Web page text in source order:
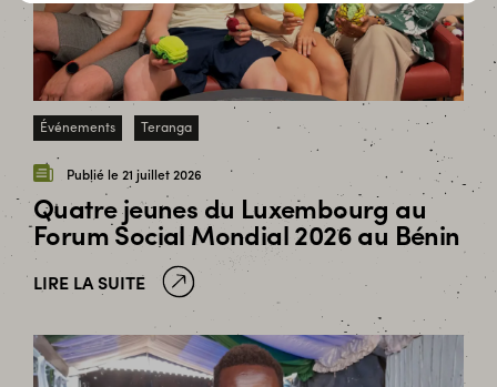
Événements Teranga
Publié le 21 juillet 2026
Quatre jeunes du Luxembourg au
Forum Social Mondial 2026 au Bénin
LIRE LA SUITE